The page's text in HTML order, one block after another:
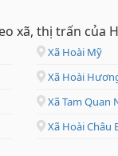
xã, thị trấn của
Xã Hoài Mỹ
Xã Hoài
Xã Tam Quan
Xã Hoài Châu